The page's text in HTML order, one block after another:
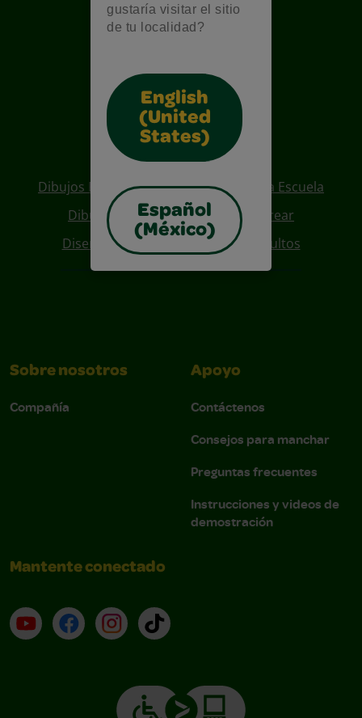
gustaría visitar el sitio
de tu localidad?
English
(United
States)
Español
(México)
Also of Interest
Dibujos Para Colorear De Regreso A La Escuela
Dibujos De Personajes Para Colorear
Diseños Para Coloreables Para Adultos
Sobre nosotros
Compañía
Apoyo
Contáctenos
Consejos para manchar
Preguntas frecuentes
Instrucciones y videos de
demostración
Mantente conectado
YouTube (en inglés)
Facebook (en inglés)
Instagram (en inglés)
TikTok